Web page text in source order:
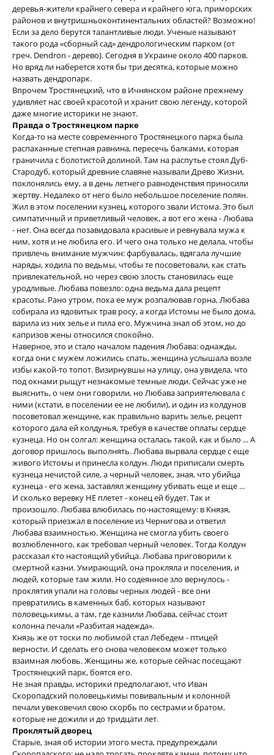
деревья-жители крайнего севера и крайнего юга, приморских
районов и внутришньоконтинентальних областей? Возможно!
Если за дело берутся талантливые люди. Ученые называют
такого рода «сборный сад» дендрологическим парком (от
греч. Dendron - дерево). Сегодня в Украине около 400 парков.
Но вряд ли наберется хотя бы три десятка, которые можно
назвать дендропарк.
Впрочем Тростянецкий, что в Ичнянском районе прежнему
удивляет нас своей красотой и хранит свою легенду, которой
даже многие историки не знают.
Правда о Тростянецком парке
Когда-то на месте современного Тростянецкого парка была
распаханные степная равнина, пересечь балками, которая
граничила с болотистой долиной. Там на распутье стоял Дуб-
Стародуб, который древние славяне называли Древо Жизни,
поклонялись ему, а в день летнего равноденствия приносили
жертву. Недалеко от него было небольшое поселение полян.
Жил в этом поселении кузнец, которого звали Истома. Это был
симпатичный и приветливый человек, а вот его жена - Любава
- нет. Она всегда позавидовала красивые и ревнувала мужа к
ним, хотя и не любила его. И чего она только не делала, чтобы
привлечь внимание мужчин: фарбувалась, вдягала лучшие
наряды, ходила по ведьмы, чтобы те посоветовали, как стать
привлекательной, но через свою злость становилась еще
уродливые. Любава повезло: одна ведьма дала рецепт
красоты. Рано утром, пока ее муж розпалював горна, Любава
собирала из ядовитых трав росу, а когда Истомы не было дома,
варила из них зелье и пила его. Мужчина знал об этом, но до
капризов жены относился спокойно.
Наверное, это и стало началом падения Любава: однажды,
когда они с мужем ложились спать, женщина услышала возле
избы какой-то топот. Визирнувшы на улицу, она увидела, что
под окнами рыщут незнакомые темные люди. Сейчас уже не
выяснить, о чем они говорили, но Любава заприятелювала с
ними (кстати, в поселении ее не любили), и один из колдунов
посоветовал женщине, как правильно варить зелье, рецепт
которого дала ей колдунья, требуя в качестве оплаты сердце
кузнеца. Но он солгал: женщина осталась такой, как и было ... А
договор пришлось выполнять. Любава вырвала сердце с еще
живого Истомы и принесла колдун. Люди приписали смерть
кузнеца нечистой силе, а черный человек, зная, что убийца
кузнеца - его жена, заставлял женщину убивать еще и еще ...
И сколько веревку НЕ плетет - конец ей будет. Так и
произошло. Любава влюбилась по-настоящему: в Князя,
который приезжал в поселение из Чернигова и ответил
Любава взаимностью. Женщина не смогла убить своего
возлюбленного, как требовал черный человек. Тогда Колдун
рассказал кто настоящий убийца. Любава приговорили к
смертной казни. Умирающий, она прокляла и поселения, и
людей, которые там жили. Но содеянное зло вернулось -
проклятия упали на головы черных людей - все они
превратились в каменных баб, которых называют
половецькимы, а там, где казнили Любава, сейчас стоит
колонна печали «Разбитая надежда».
Князь же от тоски по любимой стал Лебедем - птицей
верности. И сделать его снова человеком может только
взаимная любовь. Женщины же, которые сейчас посещают
Тростянецкий парк, боятся его.
Не зная правды, историки предполагают, что Иван
Скоропадский половецькимы повивальным и колонной
печали увековечил свою скорбь по сестрами и братом,
которые не дожили и до тридцати лет.
Проклятый дворец
Старые, зная об истории этого места, предупреждали